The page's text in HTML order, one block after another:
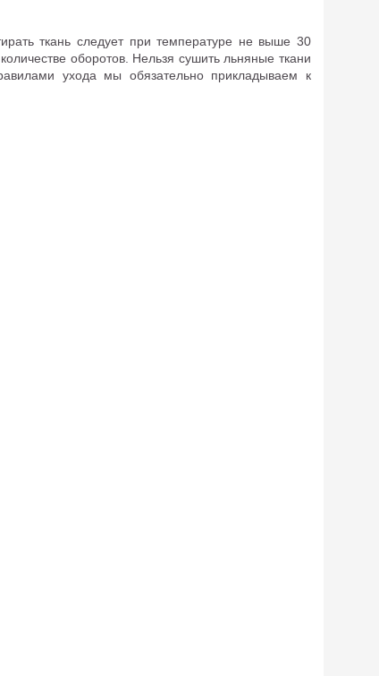
ткань следует при температуре не выше 30
оборотов. Нельзя сушить льняные ткани
ухода мы обязательно прикладываем к